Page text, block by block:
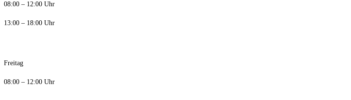
08:00 – 12:00 Uhr
13:00 – 18:00 Uhr
Freitag
08:00 – 12:00 Uhr